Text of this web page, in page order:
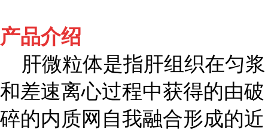
产品介绍
肝微粒体是指肝组织在匀浆
和差速离心过程中获得的由破
碎的内质网自我融合形成的近